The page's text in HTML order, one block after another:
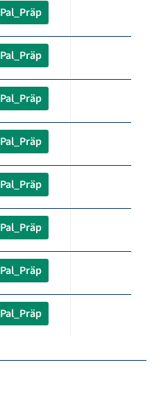
Pal_Präp
Pal_Präp
Pal_Präp
Pal_Präp
Pal_Präp
Pal_Präp
Pal_Präp
Pal_Präp